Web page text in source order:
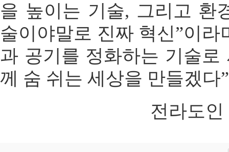
을 높이는 기술, 그리고 환
술이야말로 진짜 혁신”이라
과 공기를 정화하는 기술로
께 숨 쉬는 세상을 만들겠다
전라도인